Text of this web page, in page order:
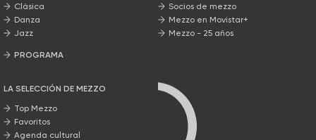
Clásica
Danza
Jazz
PROGRAMA
LA SELECCIÓN DE MEZZO
Top Mezzo
Favoritos
Agenda cultural
Socios de mezzo
Mezzo en Movistar+
Mezzo - 25 años